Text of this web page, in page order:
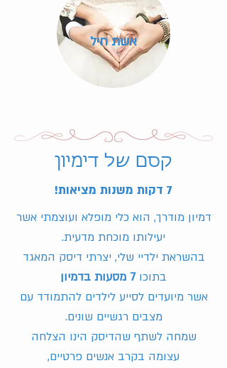
אשת חיל
קסם של דימיון
7 דקות משנות מציאות!
דמיון מודרך, הוא כלי מופלא ועוצמתי אשר
יעילותו מוכחת מדעית.
בהשראת ילדיי שלי, יצרתי דיסק המאגד
בתוכו 7 מסעות בדמיון
אשר מיועדים לסייע לילדים להתמודד עם
מצבים רגשיים שונים.
שמחה לשתף שהדיסק הינו הצלחה
עצומה בקרב אנשים פרטיים,